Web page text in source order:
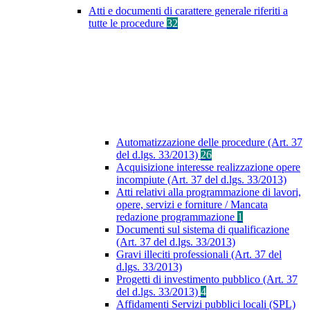
Atti e documenti di carattere generale riferiti a
tutte le procedure 32
Automatizzazione delle procedure (Art. 37
del d.lgs. 33/2013) 26
Acquisizione interesse realizzazione opere
incompiute (Art. 37 del d.lgs. 33/2013)
Atti relativi alla programmazione di lavori,
opere, servizi e forniture / Mancata
redazione programmazione 1
Documenti sul sistema di qualificazione
(Art. 37 del d.lgs. 33/2013)
Gravi illeciti professionali (Art. 37 del
d.lgs. 33/2013)
Progetti di investimento pubblico (Art. 37
del d.lgs. 33/2013) 4
Affidamenti Servizi pubblici locali (SPL)